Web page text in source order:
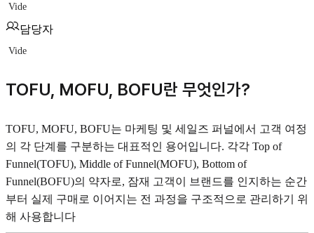
Vide
담당자
Vide
TOFU, MOFU, BOFU란 무엇인가?
TOFU, MOFU, BOFU는 마케팅 및 세일즈 퍼널에서 고객 여정
의 각 단계를 구분하는 대표적인 용어입니다. 각각 Top of
Funnel(TOFU), Middle of Funnel(MOFU), Bottom of
Funnel(BOFU)의 약자로, 잠재 고객이 브랜드를 인지하는 순간
부터 실제 구매로 이어지는 전 과정을 구조적으로 관리하기 위
해 사용합니다